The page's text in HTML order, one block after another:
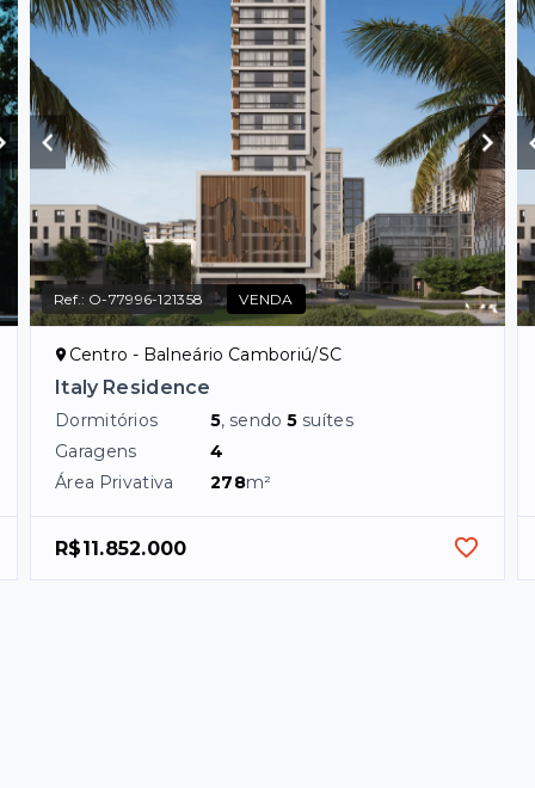
Ref.: O-77996-121358 VENDA
Centro - Balneário Camboriú/SC
Italy Residence
Dormitórios 5, sendo5 suítes
Garagens
4
Área Privativa
278m²
R$11.852.000